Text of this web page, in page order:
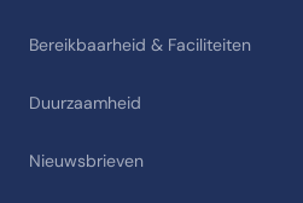
Bereikbaarheid & Faciliteiten
Duurzaamheid
Nieuwsbrieven